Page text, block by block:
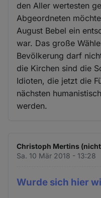
den Aller wertesten
Abgeordneten
August Bebel ein
war. Das große
Bevölkerung darf
die Kirchen sind die
Idioten, die jetzt die
nächsten
werden.
Christoph Mertins
Sa. 10 Mär 2018 - 13:28
Wurde sich hier